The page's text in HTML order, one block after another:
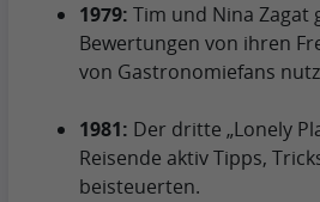
1979: Tim und Nina Zagat
Bewertungen von ihren
von Gastronomiefans
1981: Der dritte „Lonely
Reisende aktiv Tipps,
beisteuerten.